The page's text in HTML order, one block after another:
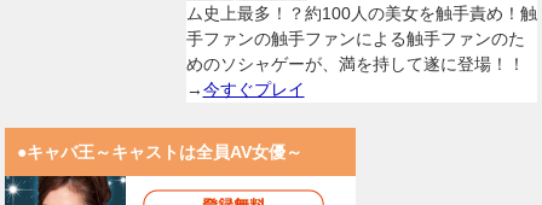
ム史上最多！？約100人の美女を触手責め！触
手ファンの触手ファンによる触手ファンのた
めのソシャゲーが、満を持して遂に登場！！
→今すぐプレイ
●キャバ王～キャストは全員AV女優～